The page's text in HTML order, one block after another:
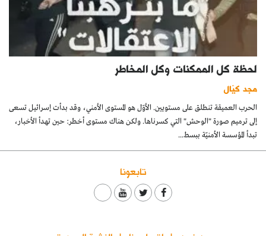
لحظة كل الممكنات وكل المخاطر
مجد كيّال
الحرب العميقة تنطلق على مستويين. الأوّل هو المستوى الأمني، وقد بدأت إسرائيل تسعى
إلى ترميم صورة "الوحش" التي كسرناها. ولكن هناك مستوى أخطر: حين تهدأ الأخبار،
تبدأ المؤسسة الأمنيّة ببسط...
تابعونا